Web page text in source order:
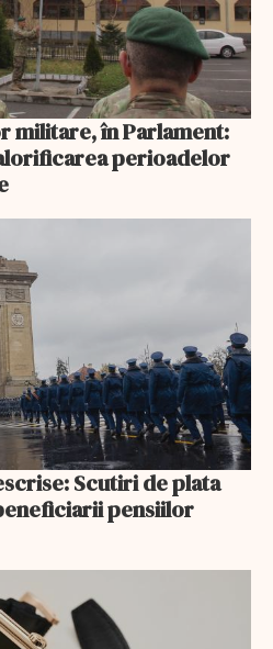
militare, în Parlament:
perioadelor
Scutiri de plata
pensiilor